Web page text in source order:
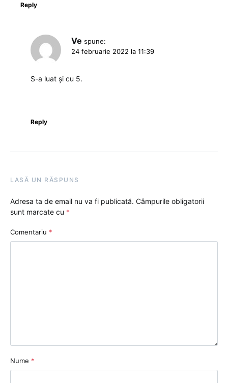
Reply
Ve spune:
24 februarie 2022 la 11:39
S-a luat și cu 5.
Reply
LASĂ UN RĂSPUNS
Adresa ta de email nu va fi publicată. Câmpurile obligatorii
sunt marcate cu *
Comentariu *
Nume *